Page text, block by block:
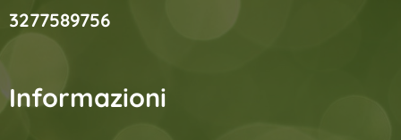
3277589756
Informazioni